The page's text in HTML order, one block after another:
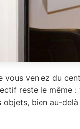
vous veniez du
reste le même :
objets, bien au-